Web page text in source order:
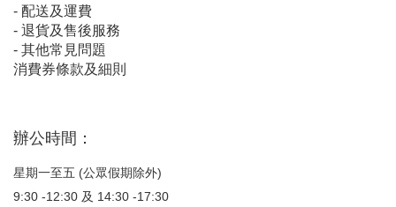
- 配送及運費
- 退貨及售後服務
- 其他常見問題
消費券條款及細則
辦公時間：
星期一至五 (公眾假期除外)
9:30 -12:30 及 14:30 -17:30